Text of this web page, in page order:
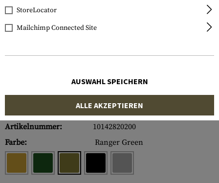
Artikelnummer:
10142820200
Farbe:
Ranger Green
StoreLocator
Mailchimp Connected Site
AUSWAHL SPEICHERN
ALLE AKZEPTIEREN